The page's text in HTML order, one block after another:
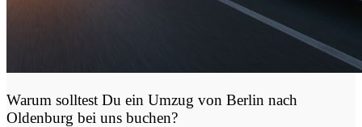
Warum solltest Du ein Umzug von Berlin nach
Oldenburg bei uns buchen?